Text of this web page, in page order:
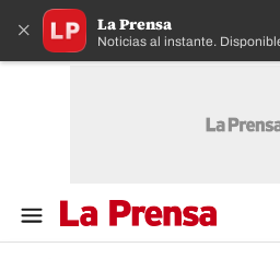
× La Prensa
Noticias al instante.